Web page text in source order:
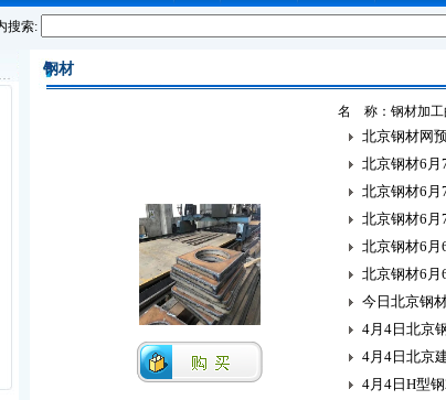
搜索:
钢材
名 称：钢材加工
北京钢材网
北京钢材6月
北京钢材6月
北京钢材6月
北京钢材6月
北京钢材6月
今日北京钢
4月4日北京
4月4日北京
4月4日H型